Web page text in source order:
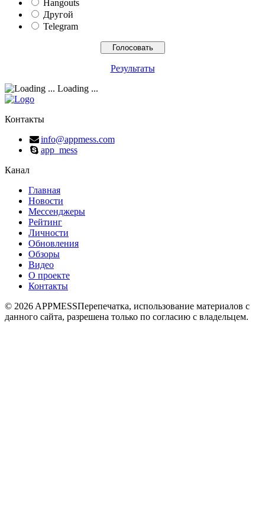
Hangouts
Другой
Telegram
Результаты
Loading ...
Контакты
info@appmess.com
app_mess
Канал
Главная
Новости
Мессенджеры
Рейтинг
Личности
Обновления
Обзоры
Видео
О проекте
Контакты
© 2026 APPMESSПерепечатка, использование материалов с
данного сайта, разрешена только по согласию с владельцем.